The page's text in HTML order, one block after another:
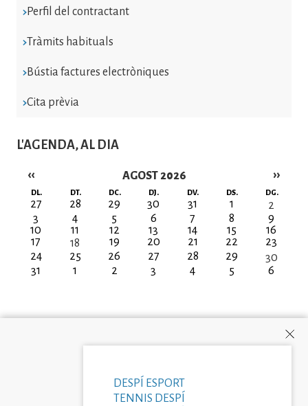
Perfil del contractant
Tràmits habituals
Bústia factures electròniques
Cita prèvia
L'AGENDA, AL DIA
AGOST 2026
Paginació
‹‹ ››
DL. DT. DC. DJ. DV. DS. DG.
27 28 29 30 31 1
2
3
4 5 6 7 8
9
10
11 12 13 14 15
16
17
18 19 20 21 22
23
24
25 26 27 28 29
30
31
1 2 3 4 5 6
DESPÍ ESPORT
TENNIS DESPÍ